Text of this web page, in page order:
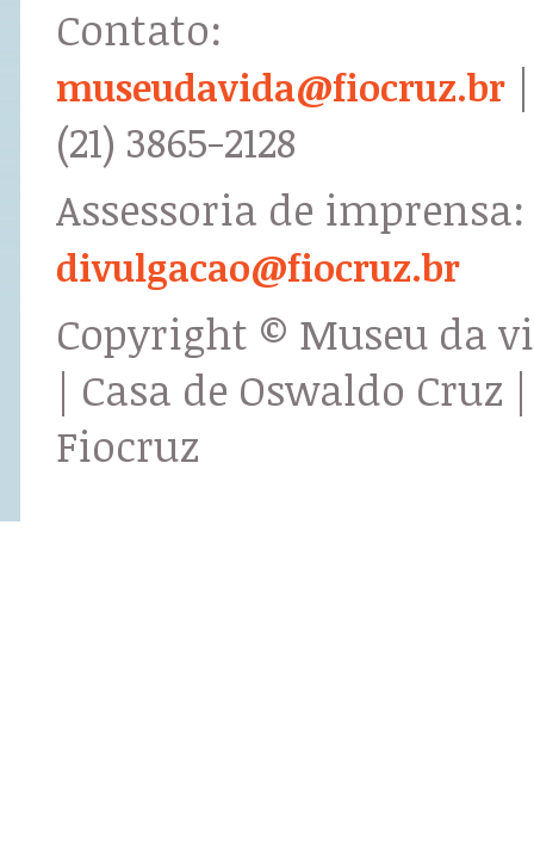
Contato:
museudavida@fiocruz.br |
(21) 3865-2128
Assessoria de imprensa:
divulgacao@fiocruz.br
Copyright © Museu da
| Casa de Oswaldo Cruz |
Fiocruz